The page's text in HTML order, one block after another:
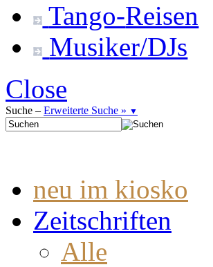
Tango-Reisen
Musiker/DJs
Close
Suche – Erweiterte Suche » ▼
neu im kiosko
Zeitschriften
Alle